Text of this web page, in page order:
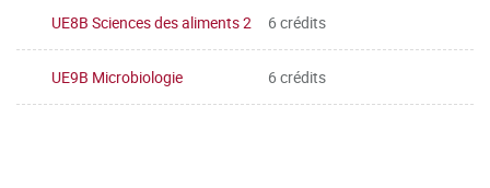
UE8B Sciences des aliments 2 6 crédits
UE9B Microbiologie 6 crédits